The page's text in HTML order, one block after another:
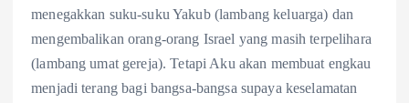
menegakkan suku-suku Yakub (lambang keluarga) dan
mengembalikan orang-orang Israel yang masih terpelihara
(lambang umat gereja). Tetapi Aku akan membuat engkau
menjadi terang bagi bangsa-bangsa supaya keselamatan